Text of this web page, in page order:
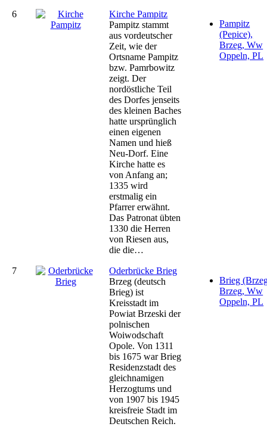
6
Kirche Pampitz
Pampitz stammt
aus vordeutscher
Zeit, wie der
Ortsname Pampitz
bzw. Pamrbowitz
zeigt. Der
nordöstliche Teil
des Dorfes jenseits
des kleinen Baches
hatte ursprünglich
einen eigenen
Namen und hieß
Neu-Dorf. Eine
Kirche hatte es
von Anfang an;
1335 wird
erstmalig ein
Pfarrer erwähnt.
Das Patronat übten
1330 die Herren
von Riesen aus,
die die…
Pampitz
(Pepice),
Brzeg, Ww
Oppeln, PL
7
Oderbrücke Brieg
Brzeg (deutsch
Brieg) ist
Kreisstadt im
Powiat Brzeski der
polnischen
Woiwodschaft
Opole. Von 1311
bis 1675 war Brieg
Residenzstadt des
gleichnamigen
Herzogtums und
von 1907 bis 1945
kreisfreie Stadt im
Deutschen Reich.
Brieg
Brzeg, Ww
Oppeln, PL